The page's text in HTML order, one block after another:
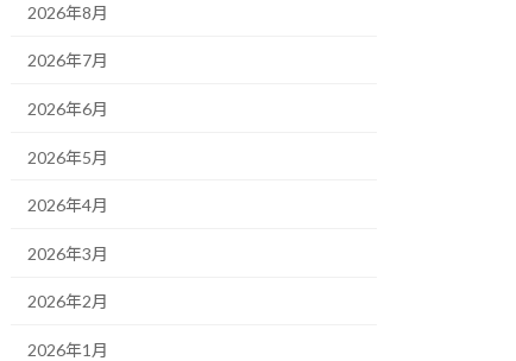
2026年8月
2026年7月
2026年6月
2026年5月
2026年4月
2026年3月
2026年2月
2026年1月